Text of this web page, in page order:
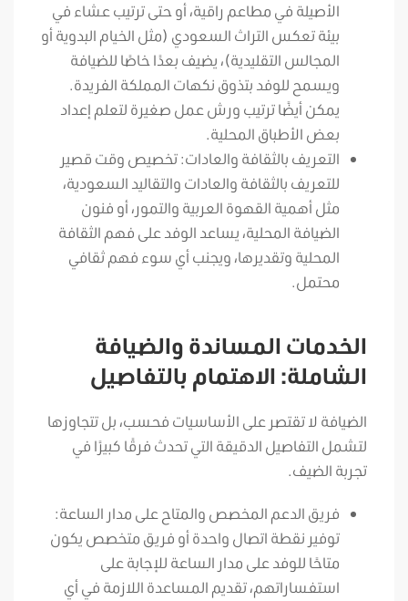
الأصيلة في مطاعم راقية، أو حتى ترتيب عشاء في
بيئة تعكس التراث السعودي (مثل الخيام البدوية أو
المجالس التقليدية)، يضيف بعدًا خاصًا للضيافة
ويسمح للوفد بتذوق نكهات المملكة الفريدة.
يمكن أيضًا ترتيب ورش عمل صغيرة لتعلم إعداد
بعض الأطباق المحلية.
التعريف بالثقافة والعادات: تخصيص وقت قصير
للتعريف بالثقافة والعادات والتقاليد السعودية،
مثل أهمية القهوة العربية والتمور، أو فنون
الضيافة المحلية، يساعد الوفد على فهم الثقافة
المحلية وتقديرها، ويجنب أي سوء فهم ثقافي
محتمل.
الخدمات المساندة والضيافة
الشاملة: الاهتمام بالتفاصيل
الضيافة لا تقتصر على الأساسيات فحسب، بل تتجاوزها
لتشمل التفاصيل الدقيقة التي تحدث فرقًا كبيرًا في
تجربة الضيف.
فريق الدعم المخصص والمتاح على مدار الساعة:
توفير نقطة اتصال واحدة أو فريق متخصص يكون
متاحًا للوفد على مدار الساعة للإجابة على
استفساراتهم، تقديم المساعدة اللازمة في أي